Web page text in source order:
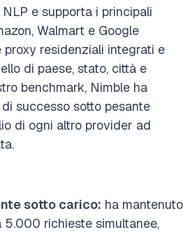
e supporta i principali
Walmart e Google
proxy residenziali integrati e
di paese, stato, città e
benchmark, Nimble ha
successo sotto pesante
di ogni altro provider ad
sotto carico: ha mantenuto
richieste simultanee,